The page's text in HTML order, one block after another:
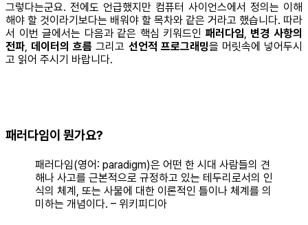
그렇다는군요. 전에도 언급했지만 컴퓨터 사이언스에서 정의는 이해
해야 할 것이라기보다는 배워야 할 목차와 같은 거라고 했습니다. 따라
서 이번 글에서는 다음과 같은 핵심 키워드인 패러다임, 변경 사항의
전파, 데이터의 흐름 그리고 선언적 프로그래밍을 머릿속에 넣어두시
고 읽어 주시기 바랍니다.
패러다임이 뭔가요?
패러다임(영어: paradigm)은 어떤 한 시대 사람들의 견
해나 사고를 근본적으로 규정하고 있는 테두리로서의 인
식의 체계, 또는 사물에 대한 이론적인 틀이나 체계를 의
미하는 개념이다. – 위키피디아